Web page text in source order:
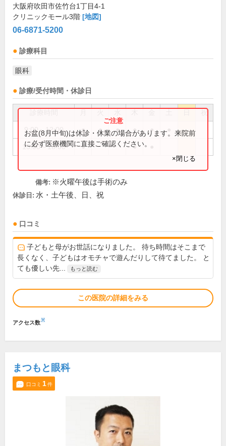
大阪府吹田市佐竹台1丁目4-1
クリニックモール3階 [地図]
06-6871-5200
診療科目
眼科
診療/受付時間・休診日
祝
9:00～12:00 ● ● ● ● ●
15:00～18:00 ● ●
お盆(8月中旬)は休診・休業の場合があります。来院前
に必ず医療機関に直接ご確認ください。
×閉じる
備考: ※火曜午後は手術のみ
休診日: 水・土午後、日、祝
口コミ
子どもと母がお世話になりました。 待ち時間はそこまで
長くなく、子どもはオモチャで遊んだりして待てました。 と
ても優しい先...
もっと読む
この医院の詳細をみる
アクセス数※
まつもと眼科
口コミ 1件